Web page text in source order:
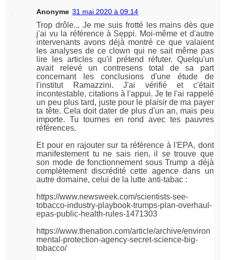
Anonyme 31 mai 2020 à 09:14
Trop drôle... Je me suis frotté les mains dès que
j'ai vu la référence à Seppi. Moi-même et d'autre
intervenants avons déjà montré ce que valaient
les analyses de ce clown qui ne sait même pas
lire les articles qu'il prétend réfuter. Quelqu'un
avait relevé un contresens total de sa part
concernant les conclusions d'une étude de
l'institut Ramazzini. J'ai vérifié et c'était
incontestable, citations à l'appui. Je te l'ai rappelé
un peu plus tard, juste pour le plaisir de ma payer
ta tête. Cela doit dater de plus d'un an, mais peu
importe. Tu tournes en rond avec tes pauvres
références.
Et pour en rajouter sur ta référence à l'EPA, dont
manifestement tu ne sais rien, il se trouve que
son mode de fonctionnement sous Trump a déjà
complètement discrédité cette agence dans un
autre domaine, celui de la lutte anti-tabac :
https://www.newsweek.com/scientists-see-
tobacco-industry-playbook-trumps-plan-overhaul-
epas-public-health-rules-1471303
https://www.thenation.com/article/archive/environ
mental-protection-agency-secret-science-big-
tobacco/